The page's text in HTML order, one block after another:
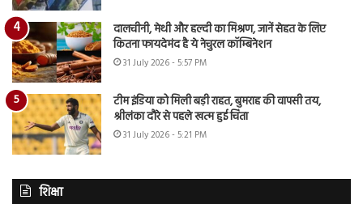
दालचीनी, मेथी और हल्दी का मिश्रण, जानें सेहत के लिए
कितना फायदेमंद है ये नेचुरल कॉम्बिनेशन
31 July 2026 - 5:57 PM
टीम इंडिया को मिली बड़ी राहत, बुमराह की वापसी तय,
श्रीलंका दौरे से पहले खत्म हुई चिंता
31 July 2026 - 5:21 PM
शिक्षा